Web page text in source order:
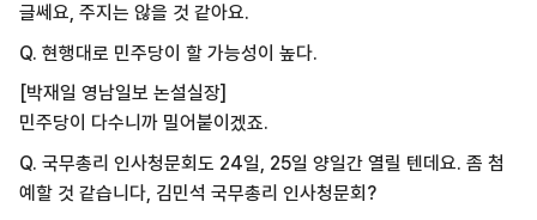
글쎄요, 주지는 않을 것 같아요.
Q. 현행대로 민주당이 할 가능성이 높다.
[박재일 영남일보 논설실장]
민주당이 다수니까 밀어붙이겠죠.
Q. 국무총리 인사청문회도 24일, 25일 양일간 열릴 텐데요. 좀 첨
예할 것 같습니다, 김민석 국무총리 인사청문회?